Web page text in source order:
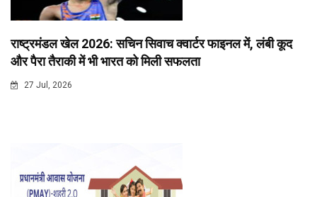
राष्ट्रमंडल खेल 2026: सचिन सिवाच क्वार्टर फाइनल में, लंबी कूद
और पैरा तैराकी में भी भारत को मिली सफलता
27 Jul, 2026